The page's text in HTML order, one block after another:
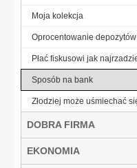
Moja kolekcja
Oprocentowanie
Płać fiskusowi jak
Sposób na bank
Złodziej może uśmiechać
DOBRA FIRMA
EKONOMIA